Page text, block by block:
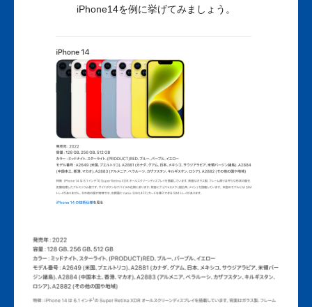
iPhone14を例に挙げてみましょう。